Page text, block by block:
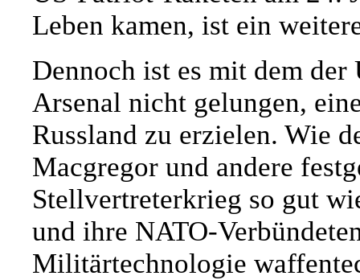
Leben kamen, ist ein
Dennoch ist es mit dem
Arsenal nicht gelungen,
Russland zu erzielen. Wie
Macgregor und andere
Stellvertreterkrieg so gut
und ihre NATO-
Militärtechnologie